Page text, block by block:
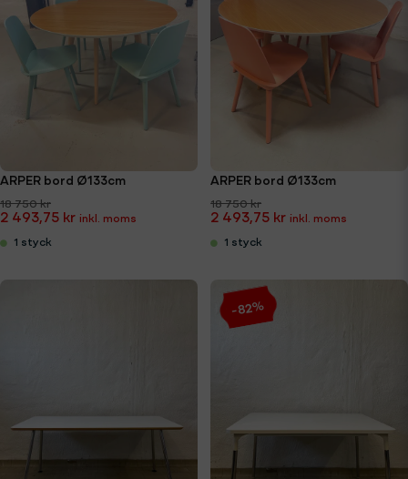
ARPER bord Ø133cm
18 750 kr
2 493,75 kr
1 styck
ARPER bord Ø133cm
18 750 kr
2 493,75 kr
1 styck
-82%